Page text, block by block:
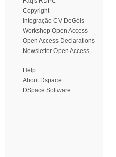
Copyright
Integração CV DeGóis
Workshop Open Access
Open Access Declarations
Newsletter Open Access
Help
About Dspace
DSpace Software